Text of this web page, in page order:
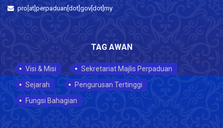
pro[at]perpaduan[dot]gov[dot]my
TAG AWAN
Visi & Misi
Sekretariat Majlis Perpaduan
Sejarah
Pengurusan Tertinggi
Fungsi Bahagian